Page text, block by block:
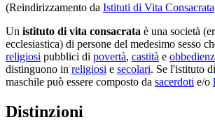
(Reindirizzamento da Istituti di Vita Consacrata
Un istituto di vita consacrata è una società
ecclesiastica) di persone del medesimo sesso
religiosi pubblici di povertà, castità e
distinguono in religiosi e secolari. Se l'istituto
maschile può essere composto da sacerdoti e/o
Distinzioni